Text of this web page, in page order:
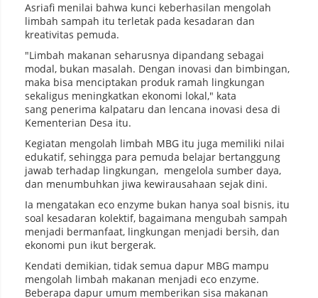
Asriafi menilai bahwa kunci keberhasilan mengolah
limbah sampah itu terletak pada kesadaran dan
kreativitas pemuda.
"Limbah makanan seharusnya dipandang sebagai
modal, bukan masalah. Dengan inovasi dan bimbingan,
maka bisa menciptakan produk ramah lingkungan
sekaligus meningkatkan ekonomi lokal," kata
sang penerima kalpataru dan lencana inovasi desa di
Kementerian Desa itu.
Kegiatan mengolah limbah MBG itu juga memiliki nilai
edukatif, sehingga para pemuda belajar bertanggung
jawab terhadap lingkungan, mengelola sumber daya,
dan menumbuhkan jiwa kewirausahaan sejak dini.
Ia mengatakan eco enzyme bukan hanya soal bisnis, itu
soal kesadaran kolektif, bagaimana mengubah sampah
menjadi bermanfaat, lingkungan menjadi bersih, dan
ekonomi pun ikut bergerak.
Kendati demikian, tidak semua dapur MBG mampu
mengolah limbah makanan menjadi eco enzyme.
Beberapa dapur umum memberikan sisa makanan